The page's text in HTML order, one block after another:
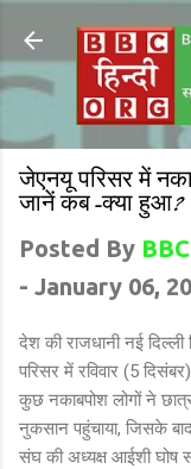
जेएनयू परिसर में
जानें कब-क्या हुआ?
Posted By
- January 06,
देश की राजधानी नई
परिसर में रविवार (5
कुछ नकाबपोश लोगों ने
नुकसान पहुंचाया, जिसके
संघ की अध्यक्ष आईशी घोष